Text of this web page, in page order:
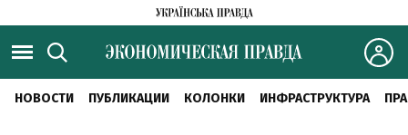
НОВОСТИ ПУБЛИКАЦИИ КОЛОНКИ ИНФРАСТРУКТУРА